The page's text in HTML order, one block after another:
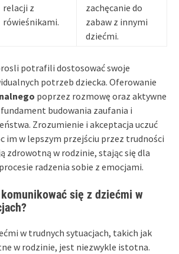
relacji z
rówieśnikami.
zachęcanie do
zabaw z innymi
dziećmi.
potrafili dostosować swoje
potrzeb dziecka. Oferowanie
poprzez rozmowę oraz aktywne
budowania zaufania i
Zrozumienie i akceptacja uczuć
im w lepszym przejściu przez trudności
zdrowotną w rodzinie, stając się dla
radzenia sobie z emocjami.
się z dziećmi w
w trudnych sytuacjach, takich jak
w rodzinie, jest niezwykle istotna.